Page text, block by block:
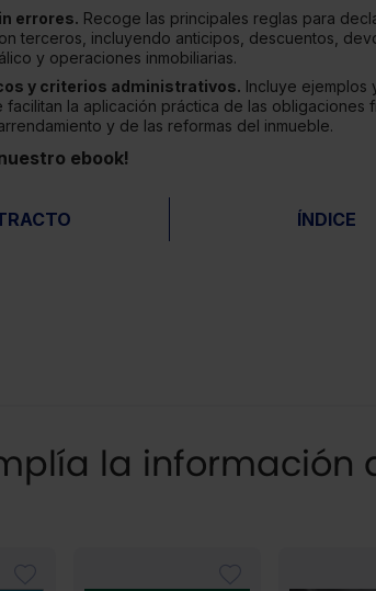
errores. Recoge las principales reglas para
terceros, incluyendo anticipos, descuentos,
y operaciones inmobiliarias.
y criterios administrativos. Incluye ejemplos
facilitan la aplicación práctica de las obligaciones
y de las reformas del inmueble.
ebook!
ÍNDICE
la información